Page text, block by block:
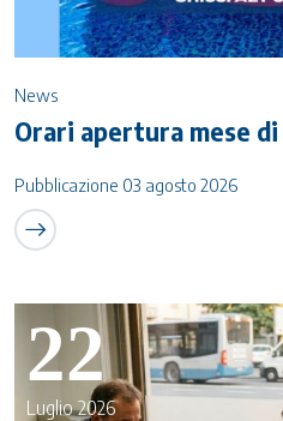
News
Orari apertura mese
Pubblicazione 03 agosto 2026
22
Luglio 2026